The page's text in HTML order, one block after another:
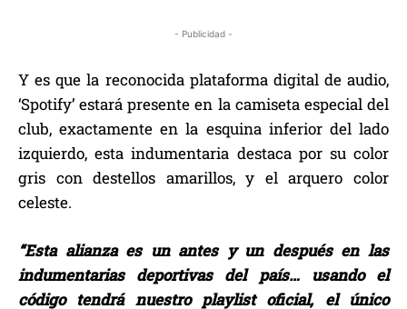
- Publicidad -
Y es que la reconocida plataforma digital de audio,
‘Spotify’ estará presente en la camiseta especial del
club, exactamente en la esquina inferior del lado
izquierdo, esta indumentaria destaca por su color
gris con destellos amarillos, y el arquero color
celeste.
“Esta alianza es un antes y un después en las
indumentarias deportivas del país… usando el
código tendrá nuestro playlist oficial, el único